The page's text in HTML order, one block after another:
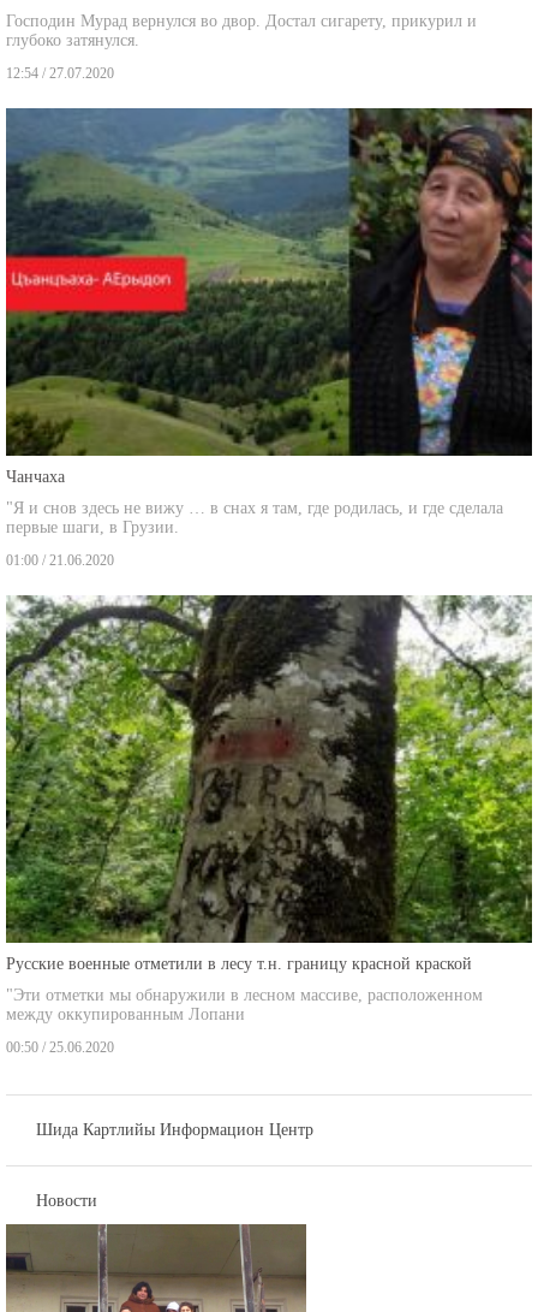
Господин Мурад вернулся во двор. Достал сигарету, прикурил и
глубоко затянулся.
12:54 / 27.07.2020
Чанчаха
"Я и снов здесь не вижу … в снах я там, где родилась, и где сделала
первые шаги, в Грузии.
01:00 / 21.06.2020
Русские военные отметили в лесу т.н. границу красной краской
"Эти отметки мы обнаружили в лесном массиве, расположенном
между оккупированным Лопани
00:50 / 25.06.2020
Шида Картлийы Информацион Центр
Новости